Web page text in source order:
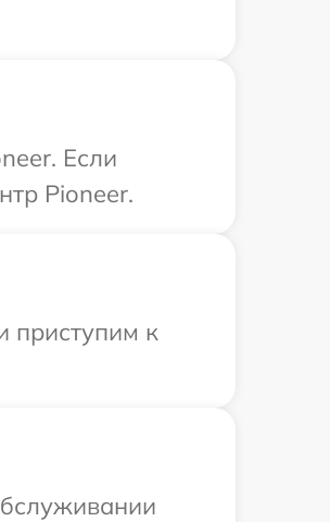
Если
Pioneer.
приступим к